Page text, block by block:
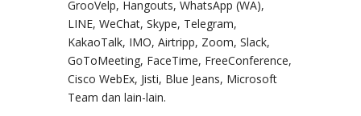
GrooVelp, Hangouts, WhatsApp (WA),
LINE, WeChat, Skype, Telegram,
KakaoTalk, IMO, Airtripp, Zoom, Slack,
GoToMeeting, FaceTime, FreeConference,
Cisco WebEx, Jisti, Blue Jeans, Microsoft
Team dan lain-lain.